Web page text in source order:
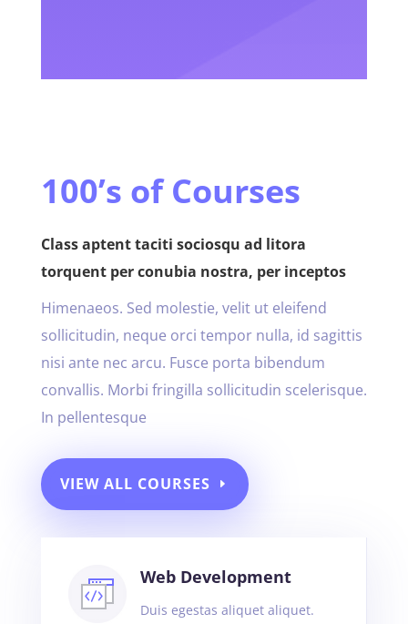
100’s of Courses
Class aptent taciti sociosqu ad litora
torquent per conubia nostra, per inceptos
Himenaeos. Sed molestie, velit ut eleifend
sollicitudin, neque orci tempor nulla, id sagittis
nisi ante nec arcu. Fusce porta bibendum
convallis. Morbi fringilla sollicitudin scelerisque.
In pellentesque
VIEW ALL COURSES
Web Development
Duis egestas aliquet aliquet.